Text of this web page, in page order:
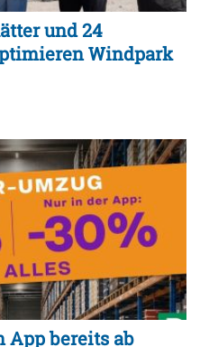
und 24
Windpark
App bereits ab